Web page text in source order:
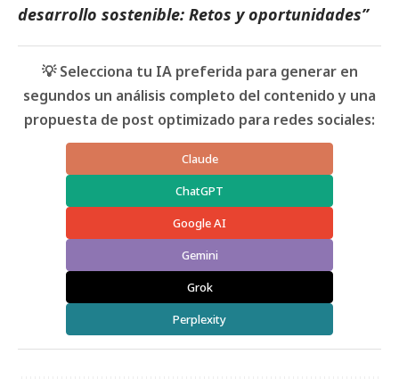
desarrollo sostenible: Retos y oportunidades”
💡 Selecciona tu IA preferida para generar en
segundos un análisis completo del contenido y una
propuesta de post optimizado para redes sociales:
Claude
ChatGPT
Google AI
Gemini
Grok
Perplexity